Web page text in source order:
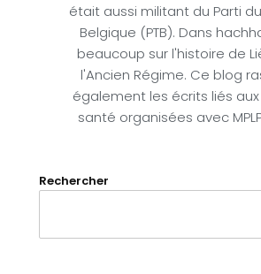
était aussi militant du Parti
Belgique (PTB). Dans
beaucoup sur l'histoire de
l'Ancien Régime. Ce blog
également les écrits liés
santé organisées avec
Rechercher